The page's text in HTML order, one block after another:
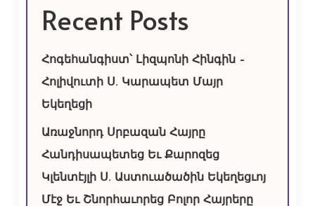
Recent Posts
Հոգեհանգիստ՝ Լիզպոնի Հինգին –
Հոլիվուտի Ս. Կարապետ Մայր
Եկեղեցի
Առաջնորդ Սրբազան Հայրը
Հանդիսապետեց Եւ Քարոզեց
Կլենտէյլի Ս. Աստուածածին Եկեղեցւոյ
Մէջ Եւ Շնորհաւորեց Բոլոր Հայրերը